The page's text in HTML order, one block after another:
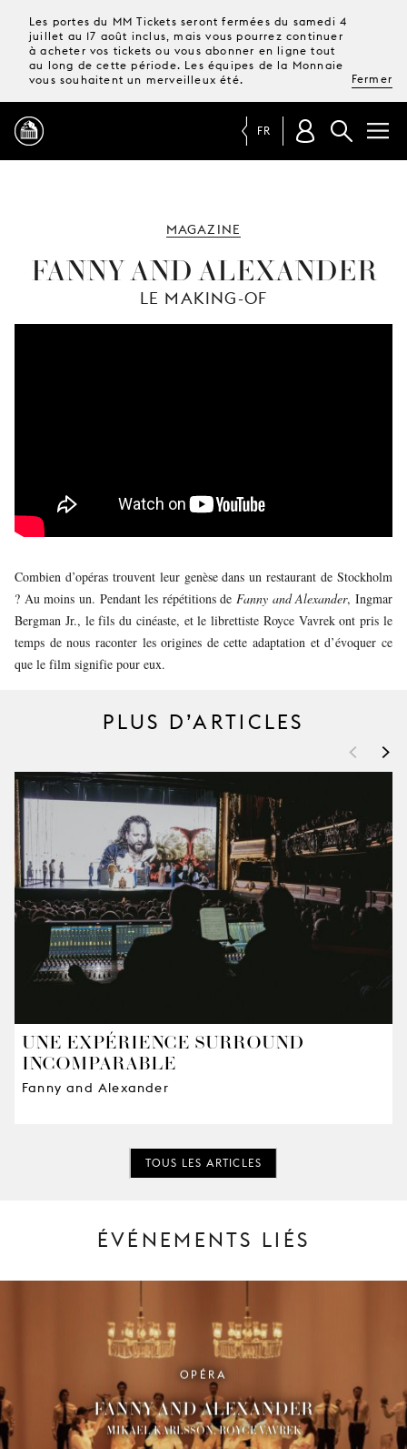
Les portes du MM Tickets seront fermées du samedi 4
juillet au 17 août inclus, mais vous pourrez continuer
à acheter vos tickets ou vous abonner en ligne tout
au long de cette période. Les équipes de la Monnaie
vous souhaitent un merveilleux été.
Fermer
TICKETS &
MONNAIE
NOUS
FR
MAGAZINE
FANNY AND ALEXANDER
LE MAKING-OF
Combien d’opéras trouvent leur genèse dans un restaurant de Stockholm
? Au moins un. Pendant les répétitions deFanny and Alexander, Ingmar
Bergman Jr., le fils du cinéaste, et le librettiste Royce Vavrek ont pris le
temps de nous raconter les origines de cette adaptation et d’évoquer ce
que le film signifie pour eux.
PLUS D’ARTICLES
< >
UNE EXPÉRIENCE SURROUND
INCOMPARABLE
Fanny and Alexander
TOUS LES ARTICLES
ÉVÉNEMENTS LIÉS
OPÉRA
FANNY AND ALEXANDER
MIKAEL KARLSSON, ROYCE VAVREK